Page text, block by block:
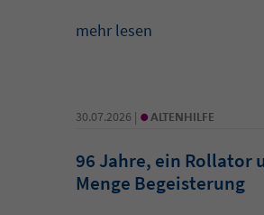
mehr lesen
30.07.2026 | • ALTENHILFE
96 Jahre, ein Rollator
Menge Begeisterung